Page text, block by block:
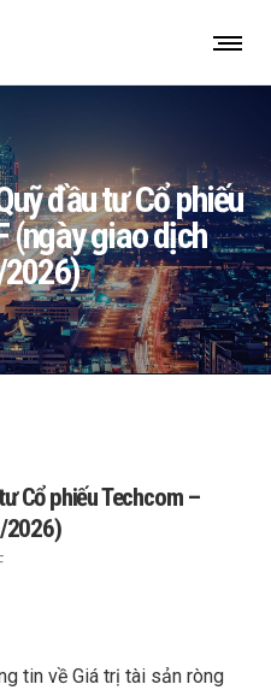
đầu tư Cổ phiếu
(ngày giao dịch
Cổ phiếu Techcom –
2026)
tin về Giá trị tài sản ròng